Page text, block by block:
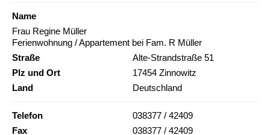
Name
Frau Regine Müller
Ferienwohnung / Appartement bei Fam. R Müller
Straße
Alte-Strandstraße 51
Plz und Ort
17454 Zinnowitz
Land
Deutschland
Telefon
038377 / 42409
Fax
038377 / 42409